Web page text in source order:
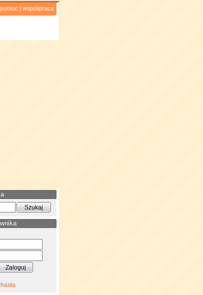
pomoc współpraca